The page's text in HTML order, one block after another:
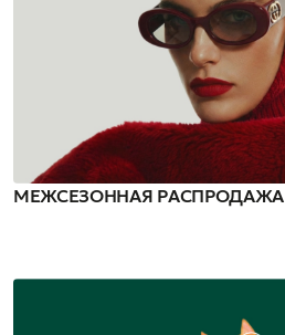
МЕЖСЕЗОННАЯ РАСПРОДАЖА